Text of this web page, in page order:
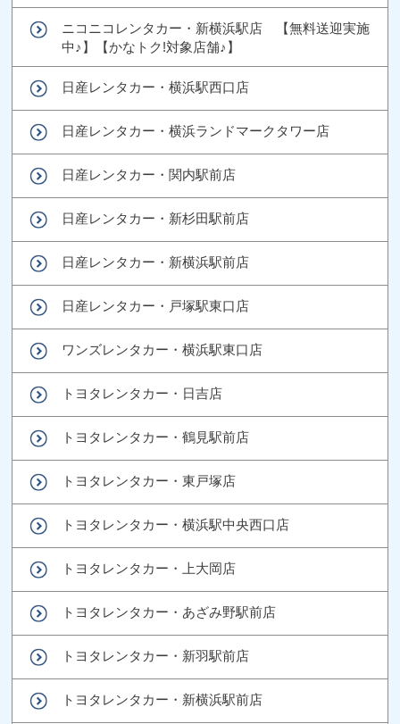
ニコニコレンタカー・新横浜駅店 【無料送迎実施
中♪】【かなトク!対象店舗♪】
日産レンタカー・横浜駅西口店
日産レンタカー・横浜ランドマークタワー店
日産レンタカー・関内駅前店
日産レンタカー・新杉田駅前店
日産レンタカー・新横浜駅前店
日産レンタカー・戸塚駅東口店
ワンズレンタカー・横浜駅東口店
トヨタレンタカー・日吉店
トヨタレンタカー・鶴見駅前店
トヨタレンタカー・東戸塚店
トヨタレンタカー・横浜駅中央西口店
トヨタレンタカー・上大岡店
トヨタレンタカー・あざみ野駅前店
トヨタレンタカー・新羽駅前店
トヨタレンタカー・新横浜駅前店